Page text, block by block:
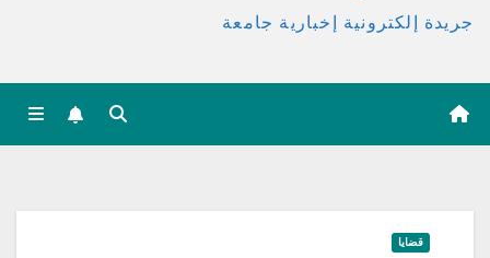
جريدة إلكترونية إخبارية جامعة
قضايا